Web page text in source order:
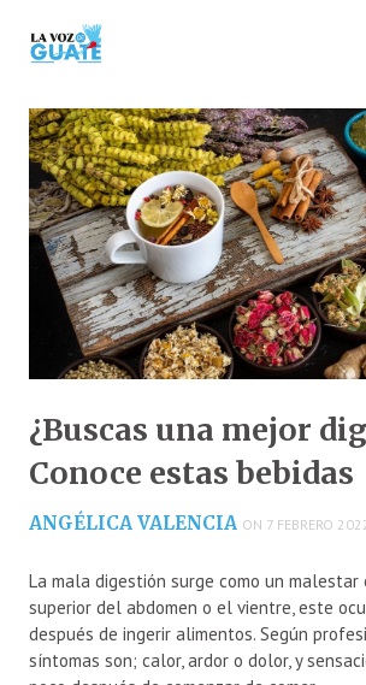
¿Buscas una mejor
Conoce estas bebidas
ANGÉLICA VALENCIA ON 7 FEBRERO
La mala digestión surge como un
superior del abdomen o el vientre, este
después de ingerir alimentos. Según
síntomas son; calor, ardor o dolor, y